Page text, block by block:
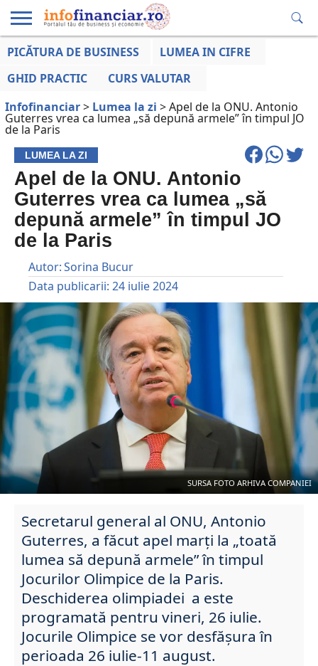
EDUCAȚIE
LA ZI
AFACERILOR
PICĂTURA DE BUSINESS
LUMEA IN CIFRE
GHID PRACTIC
CURS VALUTAR
Infofinanciar> Lumea la zi >Apel de la ONU. Antonio
Guterres vrea ca lumea „să depună armele” în timpul JO
de la Paris
LUMEA LA ZI
Apel de la ONU. Antonio
Guterres vrea ca lumea „să
depună armele” în timpul JO
de la Paris
Autor:Sorina Bucur
Data publicarii: 24 iulie 2024
SURSA FOTO ARHIVA COMPANIEI
Secretarul general al ONU, Antonio
Guterres, a făcut apel marți la „toată
lumea să depună armele” în timpul
Jocurilor Olimpice de la Paris.
Deschiderea olimpiadei a este
programată pentru vineri, 26 iulie.
Jocurile Olimpice se vor desfășura în
perioada 26 iulie-11 august.